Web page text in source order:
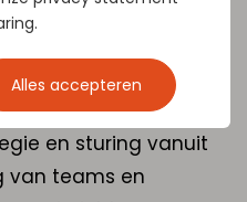
Alles accepteren
jou!
nemen we je mee
die hierbij een rol
en sturing vanuit
van teams en